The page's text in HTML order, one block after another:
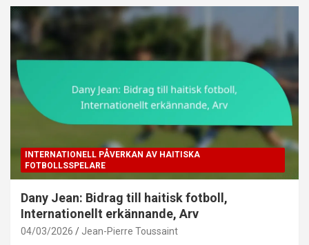
INTERNATIONELL PÅVERKAN AV HAITISKA
FOTBOLLSSPELARE
Dany Jean: Bidrag till haitisk fotboll,
Internationellt erkännande, Arv
04/03/2026 Jean-Pierre Toussaint